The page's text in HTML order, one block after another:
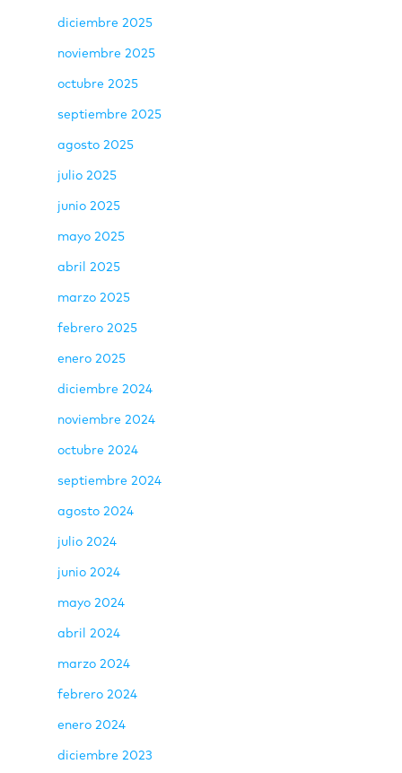
diciembre 2025
noviembre 2025
octubre 2025
septiembre 2025
agosto 2025
julio 2025
junio 2025
mayo 2025
abril 2025
marzo 2025
febrero 2025
enero 2025
diciembre 2024
noviembre 2024
octubre 2024
septiembre 2024
agosto 2024
julio 2024
junio 2024
mayo 2024
abril 2024
marzo 2024
febrero 2024
enero 2024
diciembre 2023